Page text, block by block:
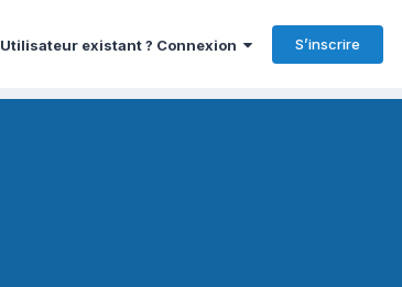
Utilisateur existant ? Connexion S’inscrire